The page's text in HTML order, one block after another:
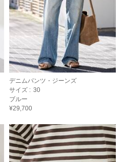
デニムパンツ・ジーンズ
サイズ : 30
ブルー
¥29,700